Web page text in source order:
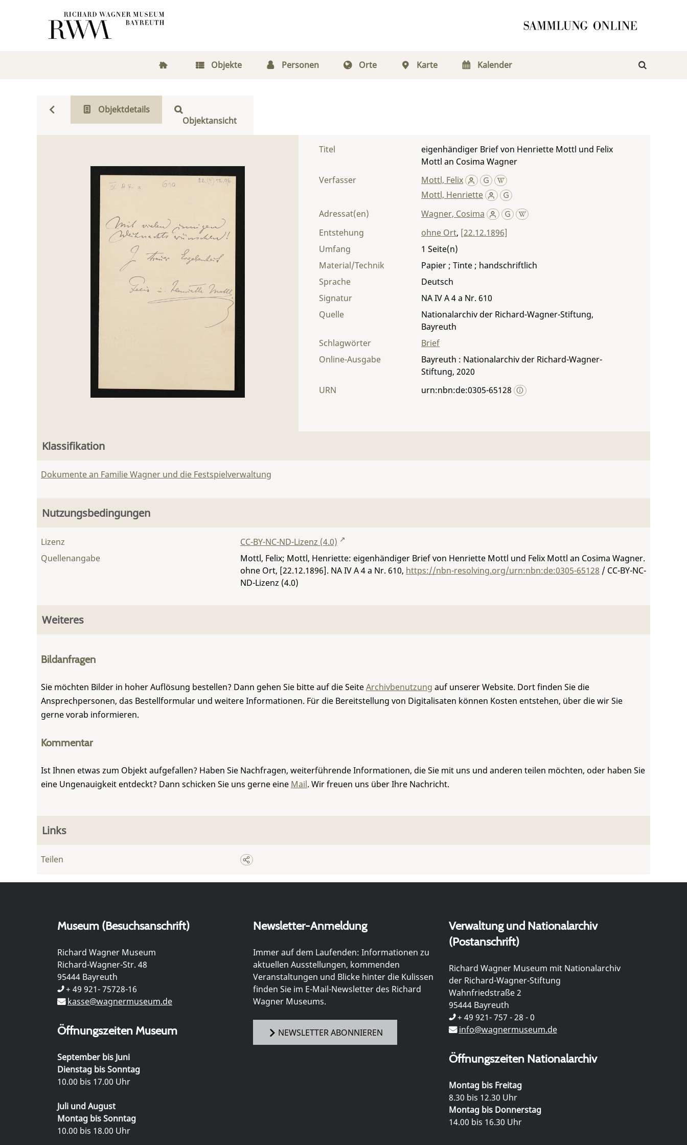
Objekte Personen Orte Karte Kalender
Objektdetails
Objektansicht
Titel
eigenhändiger Brief von Henriette Mottl und Felix
Mottl an Cosima Wagner
Verfasser
Mottl, Felix
Mottl, Henriette
Adressat(en)
Wagner, Cosima
Entstehung
ohne Ort, [22.12.1896]
Umfang
1
Material/Technik
Papier ; Tinte ; handschriftlich
Sprache
Deutsch
Signatur
NA IV A 4 a Nr. 610
Quelle
Nationalarchiv der Richard-Wagner-Stiftung,
Bayreuth
Schlagwörter
Brief
Online-Ausgabe
Bayreuth : Nationalarchiv der Richard-Wagner-
Stiftung, 2020
URN
urn:nbn:de:0305-65128
Klassifikation
Dokumente an Familie Wagner und die Festspielverwaltung
Nutzungsbedingungen
Lizenz
CC-BY-NC-ND-Lizenz (4.0)
Quellenangabe
Mottl, Felix; Mottl, Henriette: eigenhändiger Brief von Henriette Mottl und Felix Mottl an Cosima Wagner.
ohne Ort, [22.12.1896]. NA IV A 4 a Nr. 610, https://nbn-resolving.org/urn:nbn:de:0305-65128 / CC-BY-NC-
ND-Lizenz (4.0)
Weiteres
Bildanfragen
Sie möchten Bilder in hoher Auflösung bestellen? Dann gehen Sie bitte auf die SeiteArchivbenutzung auf unserer Website. Dort finden Sie die
Ansprechpersonen, das Bestellformular und weitere Informationen. Für die Bereitstellung von Digitalisaten können Kosten entstehen, über die wir Sie
gerne vorab informieren.
Kommentar
Ist Ihnen etwas zum Objekt aufgefallen? Haben Sie Nachfragen, weiterführende Informationen, die Sie mit uns und anderen teilen möchten, oder haben Sie
eine Ungenauigkeit entdeckt? Dann schicken Sie uns gerne eine Mail. Wir freuen uns über Ihre Nachricht.
Links
Teilen
Museum (Besuchsanschrift)
Richard Wagner Museum
Richard-Wagner-Str. 48
95444 Bayreuth
+ 49 921- 75728-16
kasse@wagnermuseum.de
Öffnungszeiten Museum
September bis Juni
Dienstag bis Sonntag
10.00 bis 17.00 Uhr
Juli und August
Montag bis Sonntag
10.00 bis 18.00 Uhr
Newsletter-Anmeldung
Immer auf dem Laufenden: Informationen zu
aktuellen Ausstellungen, kommenden
Veranstaltungen und Blicke hinter die Kulissen
finden Sie im E-Mail-Newsletter des Richard
Wagner Museums.
NEWSLETTER ABONNIEREN
Verwaltung und Nationalarchiv
(Postanschrift)
Richard Wagner Museum mit Nationalarchiv
der Richard-Wagner-Stiftung
Wahnfriedstraße 2
95444 Bayreuth
+ 49 921- 757 - 28 - 0
info@wagnermuseum.de
Öffnungszeiten Nationalarchiv
Montag bis Freitag
8.30 bis 12.30 Uhr
Montag bis Donnerstag
14.00 bis 16.30 Uhr